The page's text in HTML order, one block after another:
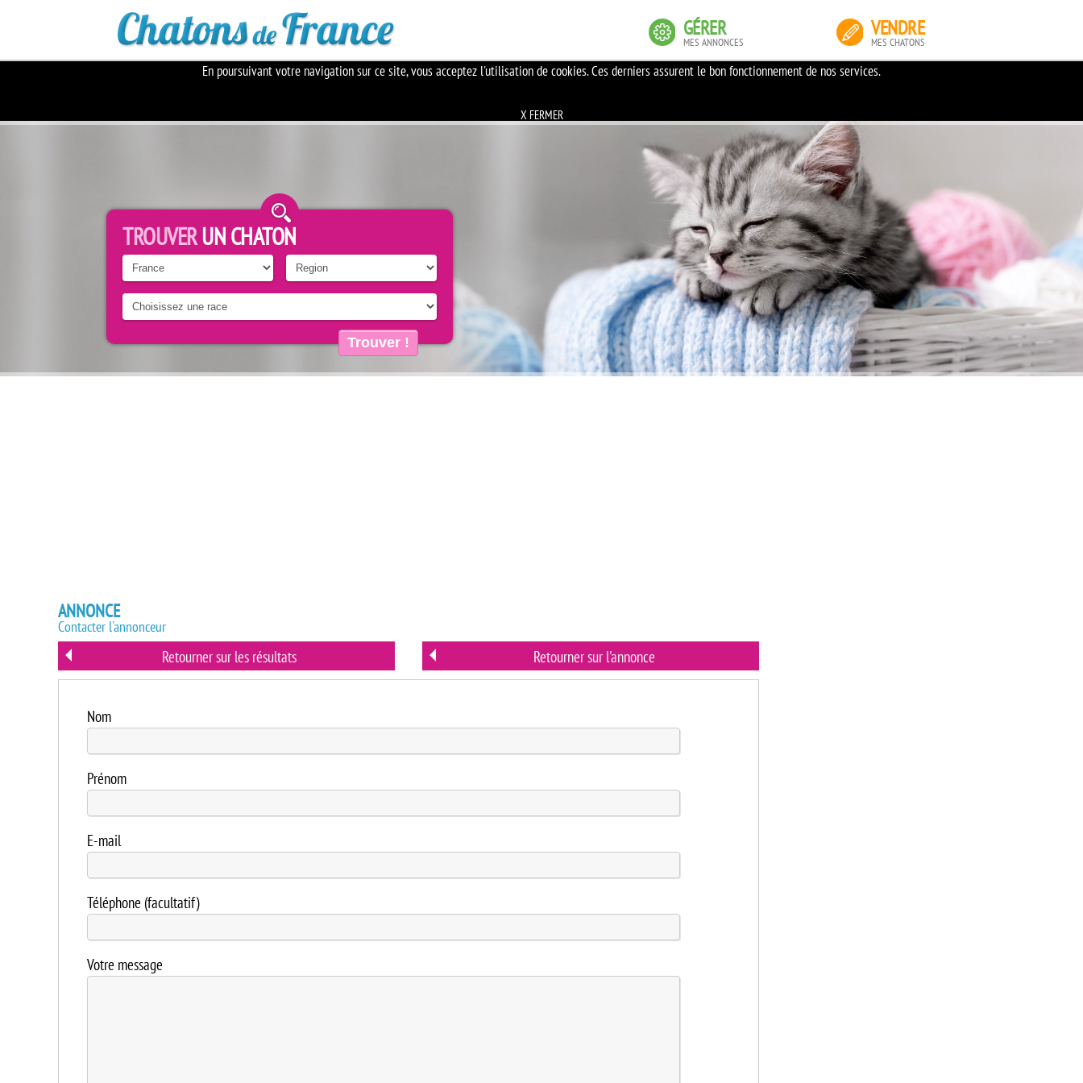
En poursuivant votre navigation sur ce site, vous acceptez l'utilisation de cookies. Ces derniers assurent le bon fonctionnement de nos services.
X FERMER
VENDRE
MES CHATONS
GÉRER
MES ANNONCES
TROUVERUN CHATON
Trouver !
ANNONCE
Contacter l'annonceur
Retourner sur l'annonce
Retourner sur les résultats
Nom
Prénom
E-mail
Téléphone (facultatif)
Votre message